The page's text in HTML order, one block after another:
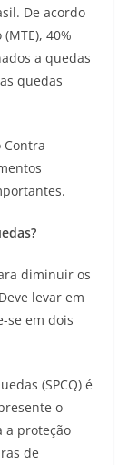
De acordo
40%
a quedas
quedas
Contra
diminuir os
levar em
se em dois
(SPCQ) é
o
a proteção
de